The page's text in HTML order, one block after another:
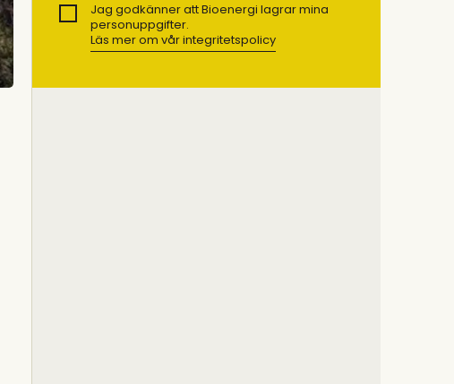
Jag godkänner att Bioenergi lagrar mina
personuppgifter.
Läs mer om vår integritetspolicy